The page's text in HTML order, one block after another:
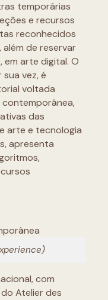
temporárias
e recursos
reconhecidos
de reservar
em arte digital. O
vez, é
voltada
das
arte e tecnologia
apresenta
com
Atelier des